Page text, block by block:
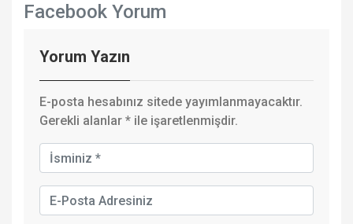
Facebook Yorum
Yorum Yazın
E-posta hesabınız sitede yayımlanmayacaktır.
Gerekli alanlar * ile işaretlenmişdir.